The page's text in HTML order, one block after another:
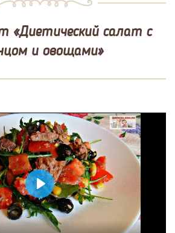
«Диетический салат с
и овощами»
Play